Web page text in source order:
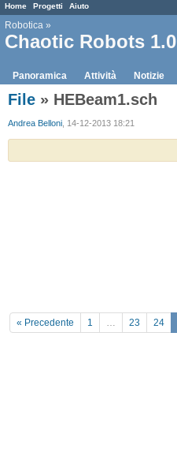
Home Progetti Aiuto
Robotica »
Chaotic Robots 1.0
Panoramica Attività Notizie
File » HEBeam1.sch
Andrea Belloni , 14-12-2013 18:21
« Precedente 1 … 23 24